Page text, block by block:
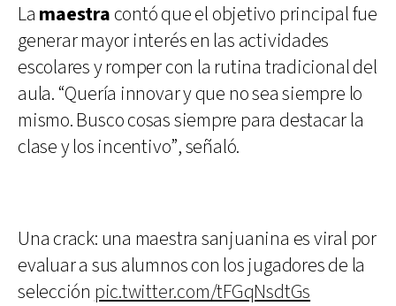
La maestra contó que el objetivo principal fue
generar mayor interés en las actividades
escolares y romper con la rutina tradicional del
aula. “Quería innovar y que no sea siempre lo
mismo. Busco cosas siempre para destacar la
clase y los incentivo”, señaló.
Una crack: una maestra sanjuanina es viral por
evaluar a sus alumnos con los jugadores de la
selección pic.twitter.com/tFGqNsdtGs